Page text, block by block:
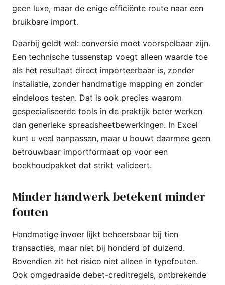
geen luxe, maar de enige efficiënte route naar een
bruikbare import.
Daarbij geldt wel: conversie moet voorspelbaar zijn.
Een technische tussenstap voegt alleen waarde toe
als het resultaat direct importeerbaar is, zonder
installatie, zonder handmatige mapping en zonder
eindeloos testen. Dat is ook precies waarom
gespecialiseerde tools in de praktijk beter werken
dan generieke spreadsheetbewerkingen. In Excel
kunt u veel aanpassen, maar u bouwt daarmee geen
betrouwbaar importformaat op voor een
boekhoudpakket dat strikt valideert.
Minder handwerk betekent minder
fouten
Handmatige invoer lijkt beheersbaar bij tien
transacties, maar niet bij honderd of duizend.
Bovendien zit het risico niet alleen in typefouten.
Ook omgedraaide debet-creditregels, ontbrekende